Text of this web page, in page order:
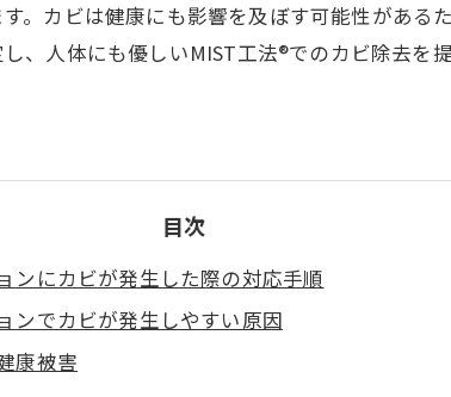
。カビは健康にも影響を及ぼす可能性がある
、人体にも優しいMIST工法®でのカビ除去を
目次
ンにカビが発生した際の対応手順
ンでカビが発生しやすい原因
康被害